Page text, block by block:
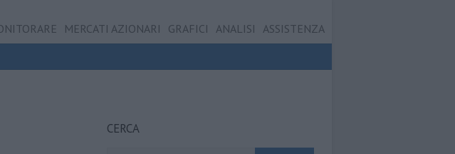
MERCATI AZIONARI GRAFICI ANALISI ASSISTENZA
CERCA